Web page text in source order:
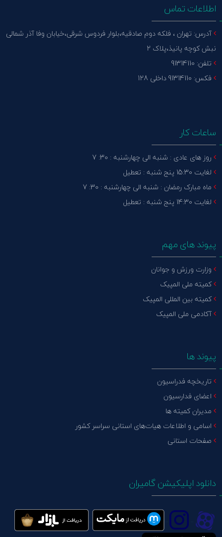
اطلاعات تماس
آدرس: تهران ، فلکه دوم صادقیه،بلوار فردوس شرقی،خیابان وفا آذر شمالی
نبش کوچه پانیذ،پلاک 2
تلفن: 91314110
فکس: 91314110 داخلی 128
ساعات کار
روز های عادی : شنبه الی چهارشنبه : 30: 7
لغایت 15:30 پنج شنبه : تعطیل
ماه مبارک رمضان : شنبه الی چهارشنبه : 30: 7
لغایت 14:30 پنج شنبه : تعطیل
پیوند های مهم
وزارت ورزش و جوانان
کمیته ملی المپیک
کمیته بین المللی المپیک
آکادمی ملی المپیک
پیوند ها
تاریخچه فدراسیون
اعضای فدارسیون
مدیران کمیته ها
اسامی و اطلاعات هیات‌های استانی سراسر کشور
صفحات استانی
دانلود اپلیکیشن گامیران